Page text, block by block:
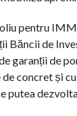
pentru
Băncii de
garanții de
concret și
putea